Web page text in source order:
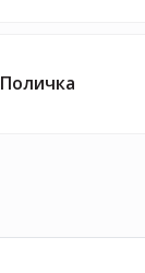
Поличка